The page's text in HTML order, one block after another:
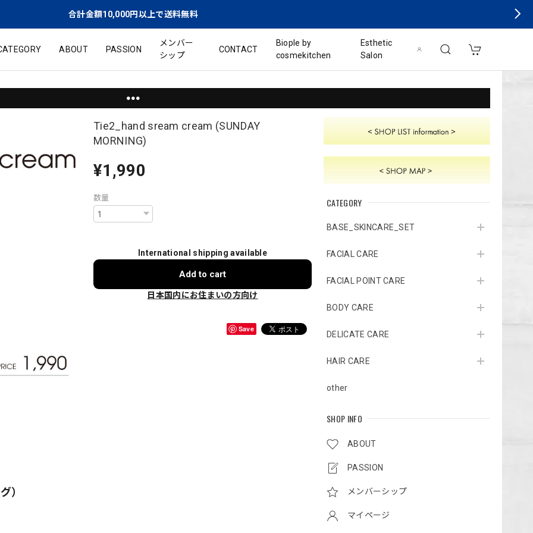
合計金額10,000円以上で送料無料
ABOUT PASSION
メンバー
シップ
CONTACT
Biople by
cosmekitchen
Esthetic
Salon
●●●
CATEGORY
BASE_SKINCARE_SET
FACIAL CARE
FACIAL POINT CARE
BODY CARE
DELICATE CARE
HAIR CARE
other
SHOP INFO
ABOUT
PASSION
メンバーシップ
マイページ
Tie2_hand sream cream (SUNDAY
MORNING)
¥1,990
数量
International shipping available
Add to cart
日本国内にお住まいの方向け
Save
）